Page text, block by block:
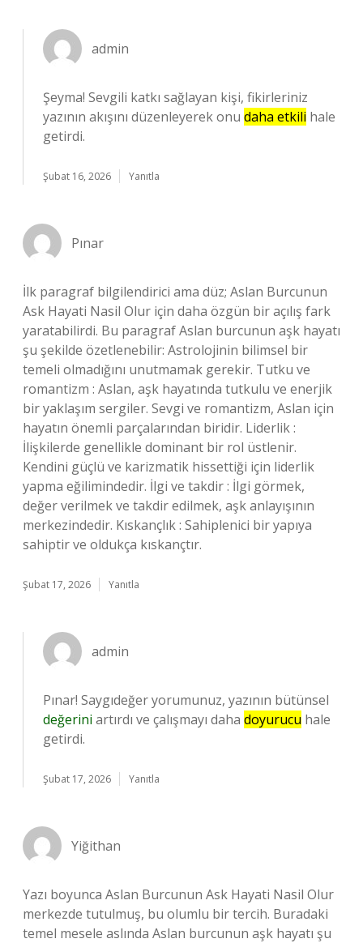
admin
Şeyma! Sevgili katkı sağlayan kişi, fikirleriniz
yazının akışını düzenleyerek onu daha etkili hale
getirdi.
Şubat 16, 2026 Yanıtla
Pınar
İlk paragraf bilgilendirici ama düz; Aslan Burcunun
Ask Hayati Nasil Olur için daha özgün bir açılış fark
yaratabilirdi. Bu paragraf Aslan burcunun aşk hayatı
şu şekilde özetlenebilir: Astrolojinin bilimsel bir
temeli olmadığını unutmamak gerekir. Tutku ve
romantizm : Aslan, aşk hayatında tutkulu ve enerjik
bir yaklaşım sergiler. Sevgi ve romantizm, Aslan için
hayatın önemli parçalarından biridir. Liderlik :
İlişkilerde genellikle dominant bir rol üstlenir.
Kendini güçlü ve karizmatik hissettiği için liderlik
yapma eğilimindedir. İlgi ve takdir : İlgi görmek,
değer verilmek ve takdir edilmek, aşk anlayışının
merkezindedir. Kıskançlık : Sahiplenici bir yapıya
sahiptir ve oldukça kıskançtır.
Şubat 17, 2026 Yanıtla
admin
Pınar! Saygıdeğer yorumunuz, yazının bütünsel
değerini artırdı ve çalışmayı daha doyurucu hale
getirdi.
Şubat 17, 2026 Yanıtla
Yiğithan
Yazı boyunca Aslan Burcunun Ask Hayati Nasil Olur
merkezde tutulmuş, bu olumlu bir tercih. Buradaki
temel mesele aslında Aslan burcunun aşk hayatı şu